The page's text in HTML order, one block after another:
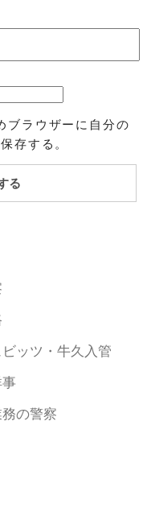
ブラウザーに自分の
存する。
ッツ・牛久入管
の警察